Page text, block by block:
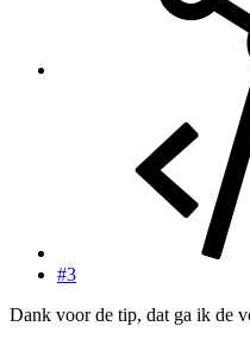
#3
Dank voor de tip, dat ga ik de